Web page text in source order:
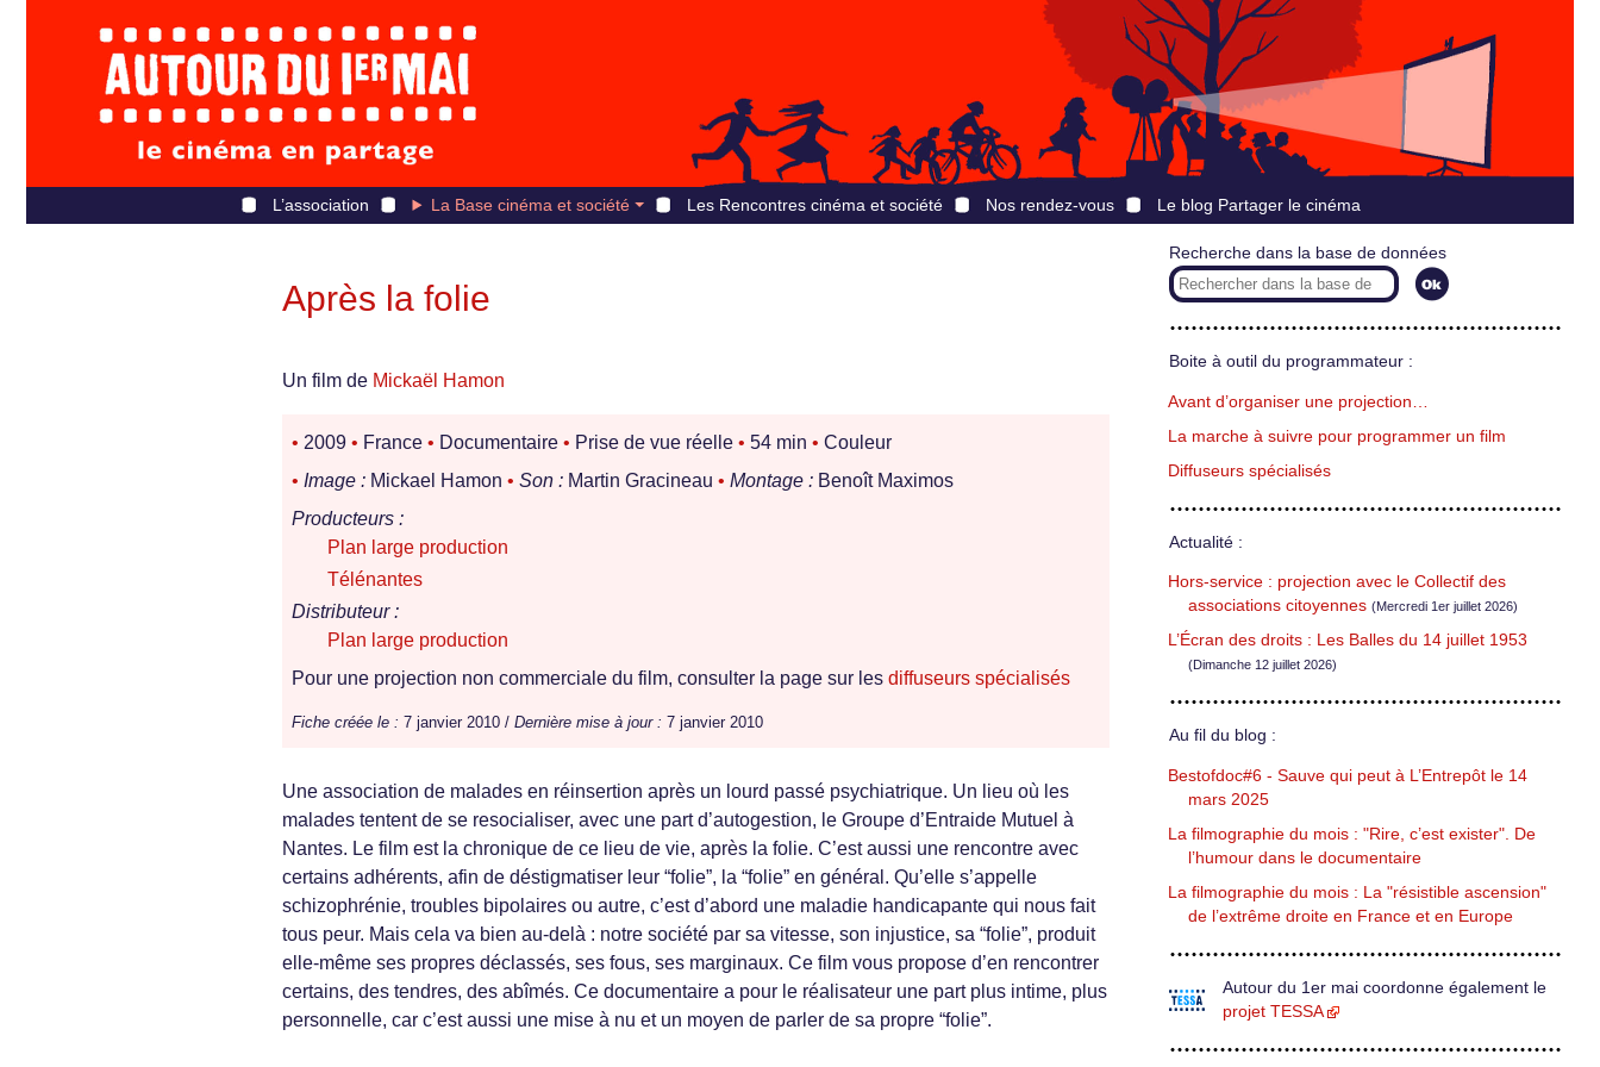
L’association La Base cinéma et société Les Rencontres cinéma et société Nos rendez-vous Le blog Partager le cinéma
Après la folie
Un film de Mickaël Hamon
• 2009 • France • Documentaire • Prise de vue réelle • 54 min • Couleur
• Image : Mickael Hamon • Son : Martin Gracineau • Montage : Benoît Maximos
Producteurs :
Plan large production
Télénantes
Distributeur :
Plan large production
Pour une projection non commerciale du film, consulter la page sur les diffuseurs spécialisés
Fiche créée le : 7 janvier 2010 / Dernière mise à jour : 7 janvier 2010
Une association de malades en réinsertion après un lourd passé psychiatrique. Un lieu où les
malades tentent de se resocialiser, avec une part d’autogestion, le Groupe d’Entraide Mutuel à
Nantes. Le film est la chronique de ce lieu de vie, après la folie. C’est aussi une rencontre avec
certains adhérents, afin de déstigmatiser leur “folie”, la “folie” en général. Qu’elle s’appelle
schizophrénie, troubles bipolaires ou autre, c’est d’abord une maladie handicapante qui nous fait
tous peur. Mais cela va bien au-delà : notre société par sa vitesse, son injustice, sa “folie”, produit
elle-même ses propres déclassés, ses fous, ses marginaux. Ce film vous propose d’en rencontrer
certains, des tendres, des abîmés. Ce documentaire a pour le réalisateur une part plus intime, plus
personnelle, car c’est aussi une mise à nu et un moyen de parler de sa propre “folie”.
Recherche dans la base de données
Boite à outil du programmateur :
Avant d’organiser une projection…
La marche à suivre pour programmer un film
Diffuseurs spécialisés
Actualité :
Hors-service : projection avec le Collectif des
associations citoyennes (Mercredi 1er juillet 2026)
L’Écran des droits : Les Balles du 14 juillet 1953
(Dimanche 12 juillet 2026)
Au fil du blog :
Bestofdoc#6 - Sauve qui peut à L’Entrepôt le 14
mars 2025
La filmographie du mois : "Rire, c’est exister". De
l’humour dans le documentaire
La filmographie du mois : La "résistible ascension"
de l’extrême droite en France et en Europe
Autour du 1er mai coordonne également le
projet TESSA